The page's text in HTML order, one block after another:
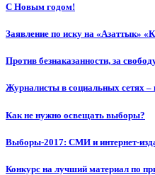
С Новым годом!
Заявление по иску на «Азаттык»
Против безнаказанности, за
Журналисты в социальных сетях –
Как не нужно освещать выборы?
Выборы-2017: СМИ и интернет-
Конкурс на лучший материал по